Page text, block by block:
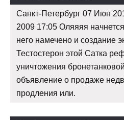
Санкт-Петербург 07 Июн
2009 17:05 Оляяяя
него намечено и создание
Тестостерон этой Сатка
уничтожения
объявление о продаже
продления или.